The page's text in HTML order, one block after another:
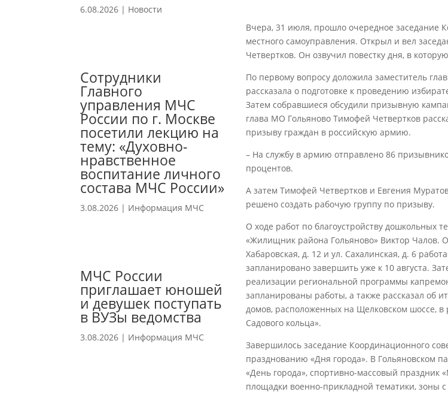
6.08.2026 | Новости
Сотрудники
Главного
управления МЧС
России по г. Москве
посетили лекцию на
тему: «Духовно-
нравственное
воспитание личного
состава МЧС России»
3.08.2026 | Информация МЧС
МЧС России
приглашает юношей
и девушек поступать
в ВУЗы ведомства
3.08.2026 | Информация МЧС
Вчера, 31 июля, прошло очередное заседание
местного самоуправления. Открыл и вел
Четвертков. Он озвучил повестку дня, в
По первому вопросу доложила заместитель
рассказала о подготовке к проведению
Затем собравшиеся обсудили призывную
глава МО Гольяново Тимофей Четвертков
призыву граждан в российскую армию.
– На службу в армию отправлено 86
процентов.
А затем Тимофей Четвертков и Евгения
решено создать рабочую группу по призыву.
О ходе работ по благоустройству дошкольных
«Жилищник района Гольяново» Виктор Чалов.
Хабаровская, д. 12 и ул. Сахалинская, д. 6
запланировано завершить уже к 10 августа.
реализации региональной программы
запланированы работы, а также рассказал об
домов, расположенных на Щелковском шоссе, в
Садового кольца».
Завершилось заседание Координационного
празднованию «Дня города». В Гольяновском
«День города», спортивно-массовый праздник
площадки военно-прикладной тематики, зоны